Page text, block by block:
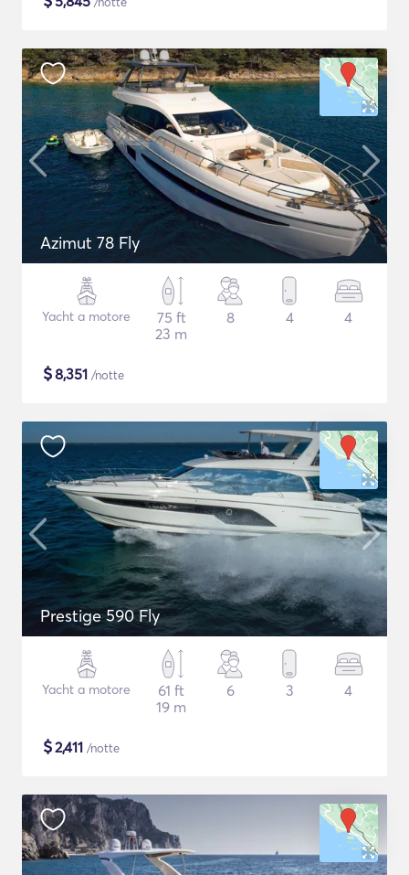
Azimut 78 Fly
Yacht a motore
75 ft
23 m
8 4 4
$8,351 /notte
Prestige 590 Fly
Yacht a motore
61 ft
19 m
6 3 4
$2,411 /notte